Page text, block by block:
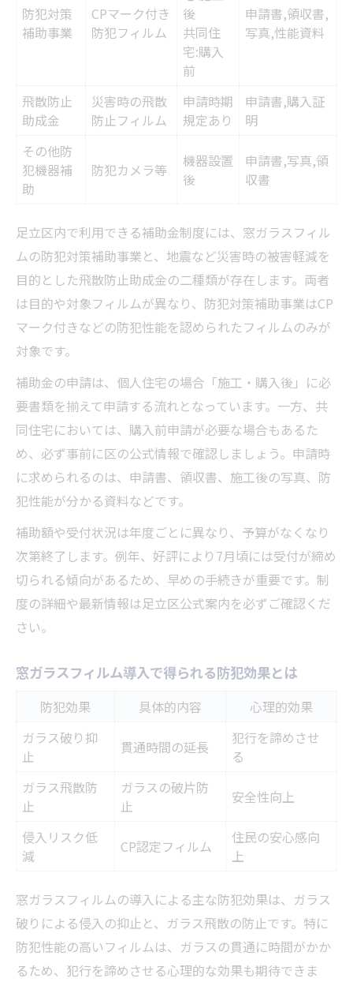
防犯対策
補助事業
CPマーク付き
防犯フィルム
後
共同住
宅:購入
前
申請書,領収書,
写真,性能資料
飛散防止
助成金
災害時の飛散
防止フィルム
申請時期
規定あり
申請書,購入証
明
その他防
犯機器補
助
防犯カメラ等
機器設置
後
申請書,写真,領
収書
足立区内で利用できる補助金制度には、窓ガラスフィル
ムの防犯対策補助事業と、地震など災害時の被害軽減を
目的とした飛散防止助成金の二種類が存在します。両者
は目的や対象フィルムが異なり、防犯対策補助事業はCP
マーク付きなどの防犯性能を認められたフィルムのみが
対象です。
補助金の申請は、個人住宅の場合「施工・購入後」に必
要書類を揃えて申請する流れとなっています。一方、共
同住宅においては、購入前申請が必要な場合もあるた
め、必ず事前に区の公式情報で確認しましょう。申請時
に求められるのは、申請書、領収書、施工後の写真、防
犯性能が分かる資料などです。
補助額や受付状況は年度ごとに異なり、予算がなくなり
次第終了します。例年、好評により7月頃には受付が締め
切られる傾向があるため、早めの手続きが重要です。制
度の詳細や最新情報は足立区公式案内を必ずご確認くだ
さい。
窓ガラスフィルム導入で得られる防犯効果とは
防犯効果 具体的内容
心理的効果
ガラス破り抑
止
貫通時間の延長
犯行を諦めさせ
る
ガラス飛散防
止
ガラスの破片防
止
安全性向上
侵入リスク低
減
CP認定フィルム
住民の安心感向
上
窓ガラスフィルムの導入による主な防犯効果は、ガラス
破りによる侵入の抑止と、ガラス飛散の防止です。特に
防犯性能の高いフィルムは、ガラスの貫通に時間がかか
るため、犯行を諦めさせる心理的な効果も期待できま